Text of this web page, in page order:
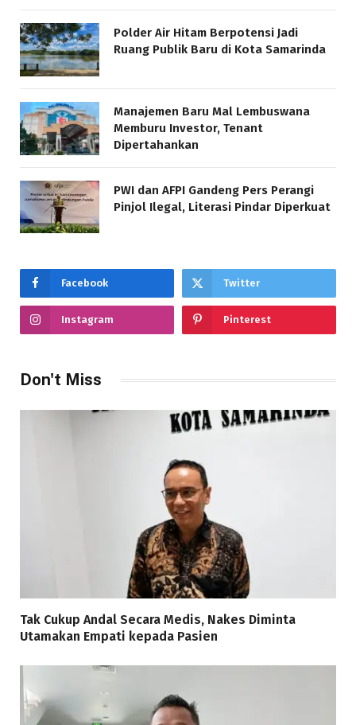
Polder Air Hitam Berpotensi Jadi
Ruang Publik Baru di Kota Samarinda
Manajemen Baru Mal Lembuswana
Memburu Investor, Tenant
Dipertahankan
PWI dan AFPI Gandeng Pers Perangi
Pinjol Ilegal, Literasi Pindar Diperkuat
Facebook Twitter
Instagram Pinterest
Don't Miss
Tak Cukup Andal Secara Medis, Nakes Diminta
Utamakan Empati kepada Pasien